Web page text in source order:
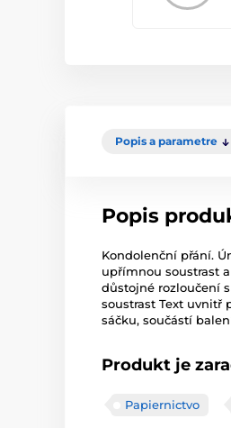
Popis a parametre
Popis
Kondolenční přání.
upřímnou soustrast
důstojné rozloučení
soustrast Text uvnitř
sáčku, součástí
Produkt je
Papiernictvo